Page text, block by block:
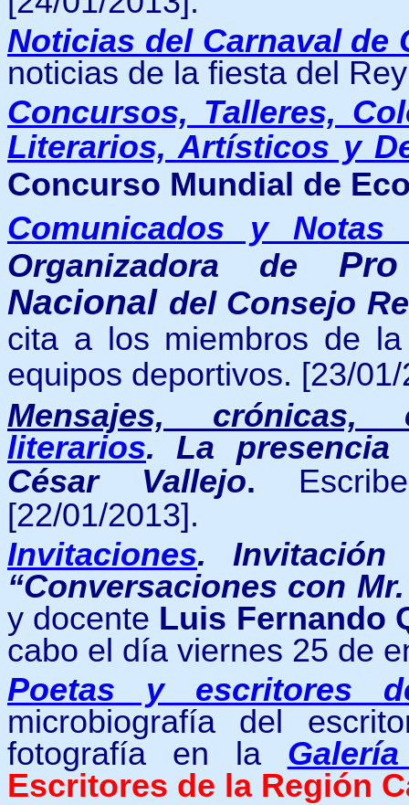
Noticias del Carnaval de
noticias de la fiesta del
Concursos, Talleres,
Literarios, Artísticos y
Concurso Mundial de
Comunicados y Notas
Organizadora de
Nacional del Consejo
cita a los miembros de
equipos deportivos. [23/
Mensajes,
literarios. La
César Vallejo.
[22/01/2013].
Invitaciones.
“Conversaciones con
y docente Luis Fernando
cabo el día viernes 25 de
Poetas y escritores
microbiografía del
fotografía en la
Escritores de la Región